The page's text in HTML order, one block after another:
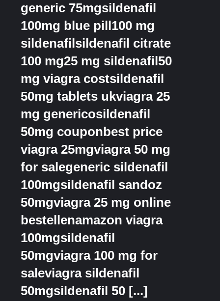
generic 75mgsildenafil
100mg blue pill100 mg
sildenafilsildenafil citrate
100 mg25 mg sildenafil50
mg viagra costsildenafil
50mg tablets ukviagra 25
mg genericosildenafil
50mg couponbest price
viagra 25mgviagra 50 mg
for salegeneric sildenafil
100mgsildenafil sandoz
50mgviagra 25 mg online
bestellenamazon viagra
100mgsildenafil
50mgviagra 100 mg for
saleviagra sildenafil
50mgsildenafil 50 [...]